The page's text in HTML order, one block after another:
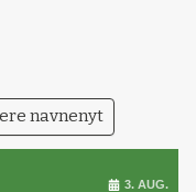
navnenyt
3. AUG.